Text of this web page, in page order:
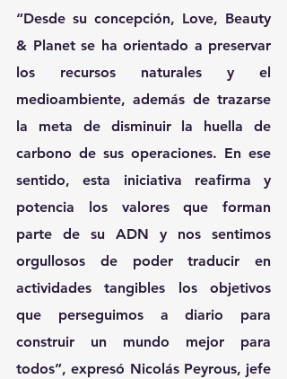
“Desde su concepción, Love, Beauty
& Planet se ha orientado a preservar
los recursos naturales y el
medioambiente, además de trazarse
la meta de disminuir la huella de
carbono de sus operaciones. En ese
sentido, esta iniciativa reafirma y
potencia los valores que forman
parte de su ADN y nos sentimos
orgullosos de poder traducir en
actividades tangibles los objetivos
que perseguimos a diario para
construir un mundo mejor para
todos”, expresó Nicolás Peyrous, jefe